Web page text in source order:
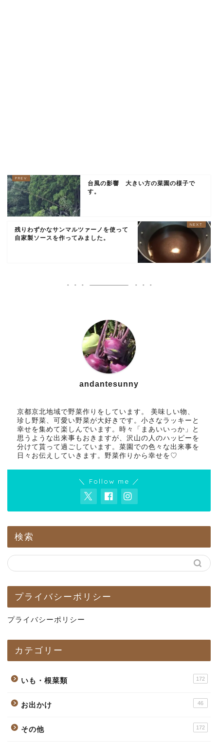
台風の影響 大きい方の菜園の様子で
す。
残りわずかなサンマルツァーノを使って
自家製ソースを作ってみました。
andantesunny
京都京北地域で野菜作りをしています。 美味しい物、
珍し野菜、可愛い野菜が大好きです。小さなラッキーと
幸せを集めて楽しんでいます。時々「まあいいっか」と
思うような出来事もおきますが、沢山の人のハッピーを
分けて貰って過ごしています。菜園での色々な出来事を
日々お伝えしていきます。野菜作りから幸せを♡
＼ Follow me ／
検索
プライバシーポリシー
プライバシーポリシー
カテゴリー
いも・根菜類 172
お出かけ 46
その他 172